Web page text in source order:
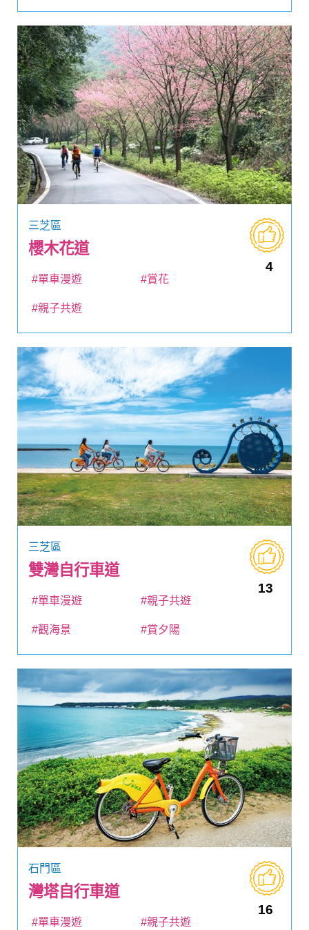
三芝區
櫻木花道
4
#單車漫遊 #賞花
#親子共遊
三芝區
雙灣自行車道
13
#單車漫遊 #親子共遊
#觀海景 #賞夕陽
石門區
灣塔自行車道
16
#單車漫遊 #親子共遊